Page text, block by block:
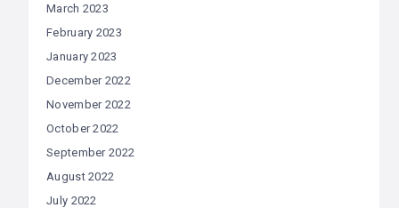
March 2023
February 2023
January 2023
December 2022
November 2022
October 2022
September 2022
August 2022
July 2022